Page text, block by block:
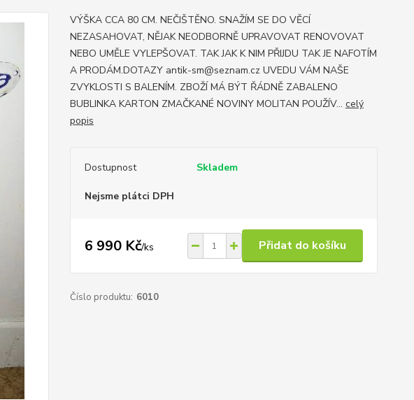
VÝŠKA CCA 80 CM. NEČIŠTĚNO. SNAŽÍM SE DO VĚCÍ
NEZASAHOVAT, NĚJAK NEODBORNĚ UPRAVOVAT RENOVOVAT
NEBO UMĚLE VYLEPŠOVAT. TAK JAK K NIM PŘIJDU TAK JE NAFOTÍM
A PRODÁM.DOTAZY antik-sm@seznam.cz UVEDU VÁM NAŠE
ZVYKLOSTI S BALENÍM. ZBOŽÍ MÁ BÝT ŘÁDNĚ ZABALENO
BUBLINKA KARTON ZMAČKANÉ NOVINY MOLITAN POUŽÍV... celý
popis
Dostupnost Skladem
Nejsme plátci DPH
6 990 Kč/ks Přidat do košíku
Číslo produktu: 6010